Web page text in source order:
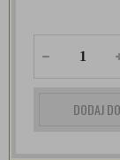
DODAJ